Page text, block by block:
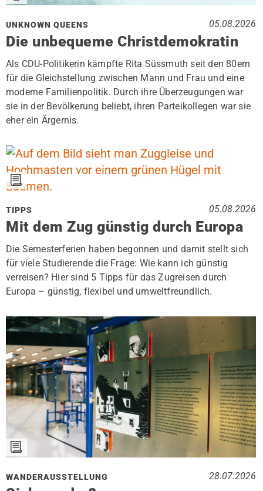
UNKNOWN QUEENS 05.08.2026
Die unbequeme Christdemokratin
Als CDU-Politikerin kämpfte Rita Süssmuth seit den 80ern
für die Gleichstellung zwischen Mann und Frau und eine
moderne Familienpolitik. Durch ihre Überzeugungen war
sie in der Bevölkerung beliebt, ihren Parteikollegen war sie
eher ein Ärgernis.
TIPPS 05.08.2026
Mit dem Zug günstig durch Europa
Die Semesterferien haben begonnen und damit stellt sich
für viele Studierende die Frage: Wie kann ich günstig
verreisen? Hier sind 5 Tipps für das Zugreisen durch
Europa – günstig, flexibel und umweltfreundlich.
WANDERAUSSTELLUNG 28.07.2026